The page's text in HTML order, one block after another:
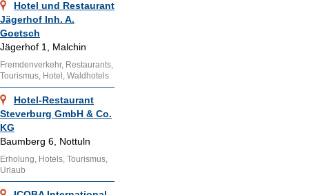
Hotel und Restaurant
Jägerhof Inh. A.
Goetsch
Jägerhof 1, Malchin
Fremdenverkehr, Restaurants,
Tourismus, Hotel, Waldhotels
Hotel-Restaurant
Steverburg GmbH & Co.
KG
Baumberg 6, Nottuln
Erholung, Hotels, Tourismus,
Urlaub